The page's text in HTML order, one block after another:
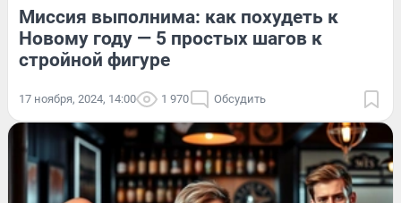
Миссия выполнима: как похудеть к
Новому году — 5 простых шагов к
стройной фигуре
17 ноября, 2024, 14:00 1 970 Обсудить